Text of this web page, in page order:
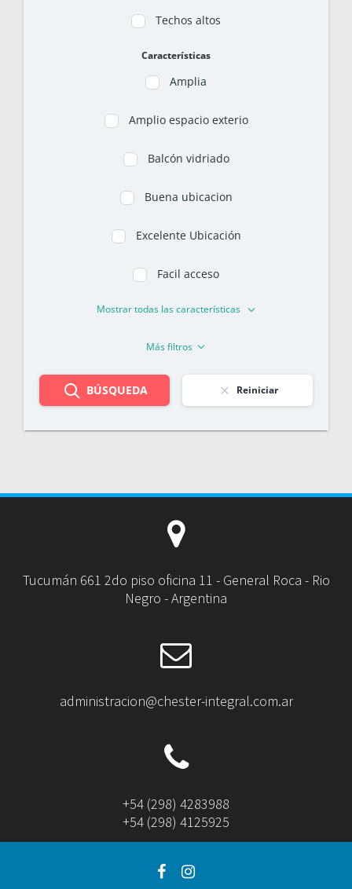
Techos altos
Características
Amplia
Amplio espacio exterio
Balcón vidriado
Buena ubicacion
Excelente Ubicación
Facil acceso
Mostrar todas las características
Más filtros
BÚSQUEDA Reiniciar
Tucumán 661 2do piso oficina 11 - General Roca - Rio
Negro - Argentina
administracion@chester-integral.com.ar
+54 (298) 4283988
+54 (298) 4125925